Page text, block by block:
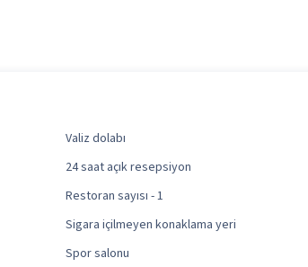
Valiz dolabı
24 saat açık resepsiyon
Restoran sayısı - 1
Sigara içilmeyen konaklama yeri
Spor salonu